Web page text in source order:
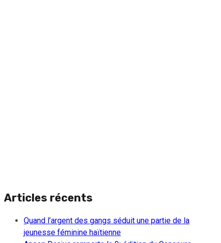
Articles récents
Quand l’argent des gangs séduit une partie de la
jeunesse féminine haïtienne